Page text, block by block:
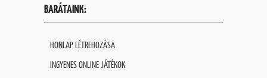
BARÁTAINK:
HONLAP LÉTREHOZÁSA
INGYENES ONLINE JÁTÉKOK